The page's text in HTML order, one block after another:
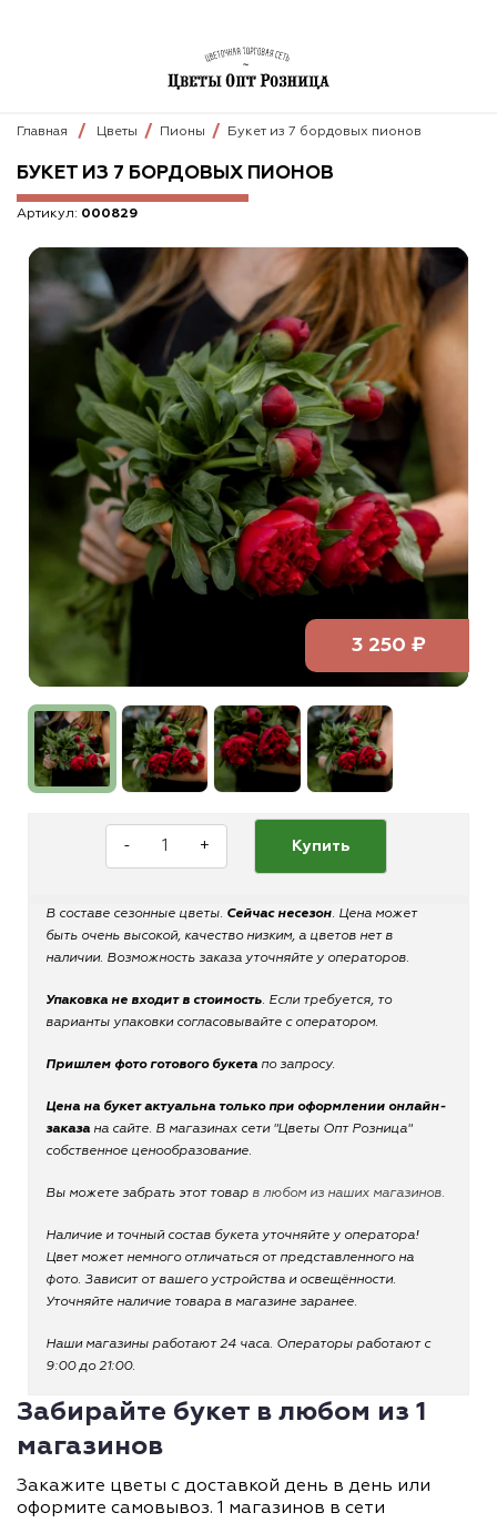
Главная Цветы Пионы Букет из 7 бордовых пионов
БУКЕТ ИЗ 7 БОРДОВЫХ ПИОНОВ
Артикул: 000829
3 250 ₽
В составе сезонные цветы. Сейчас несезон. Цена может
быть очень высокой, качество низким, а цветов нет в
наличии. Возможность заказа уточняйте у операторов.
Упаковка не входит в стоимость. Если требуется, то
варианты упаковки согласовывайте с оператором.
Пришлем фото готового букета по запросу.
Цена на букет актуальна только при оформлении онлайн-
заказа на сайте. В магазинах сети "Цветы Опт Розница"
собственное ценообразование.
Вы можете забрать этот товар в любом из наших магазинов.
Наличие и точный состав букета уточняйте у оператора!
Цвет может немного отличаться от представленного на
фото. Зависит от вашего устройства и освещённости.
Уточняйте наличие товара в магазине заранее.
Наши магазины работают 24 часа. Операторы работают с
9:00 до 21:00.
+
- Купить
Забирайте букет в любом из 1
магазинов
Закажите цветы с доставкой день в день или
оформите самовывоз. 1 магазинов в сети